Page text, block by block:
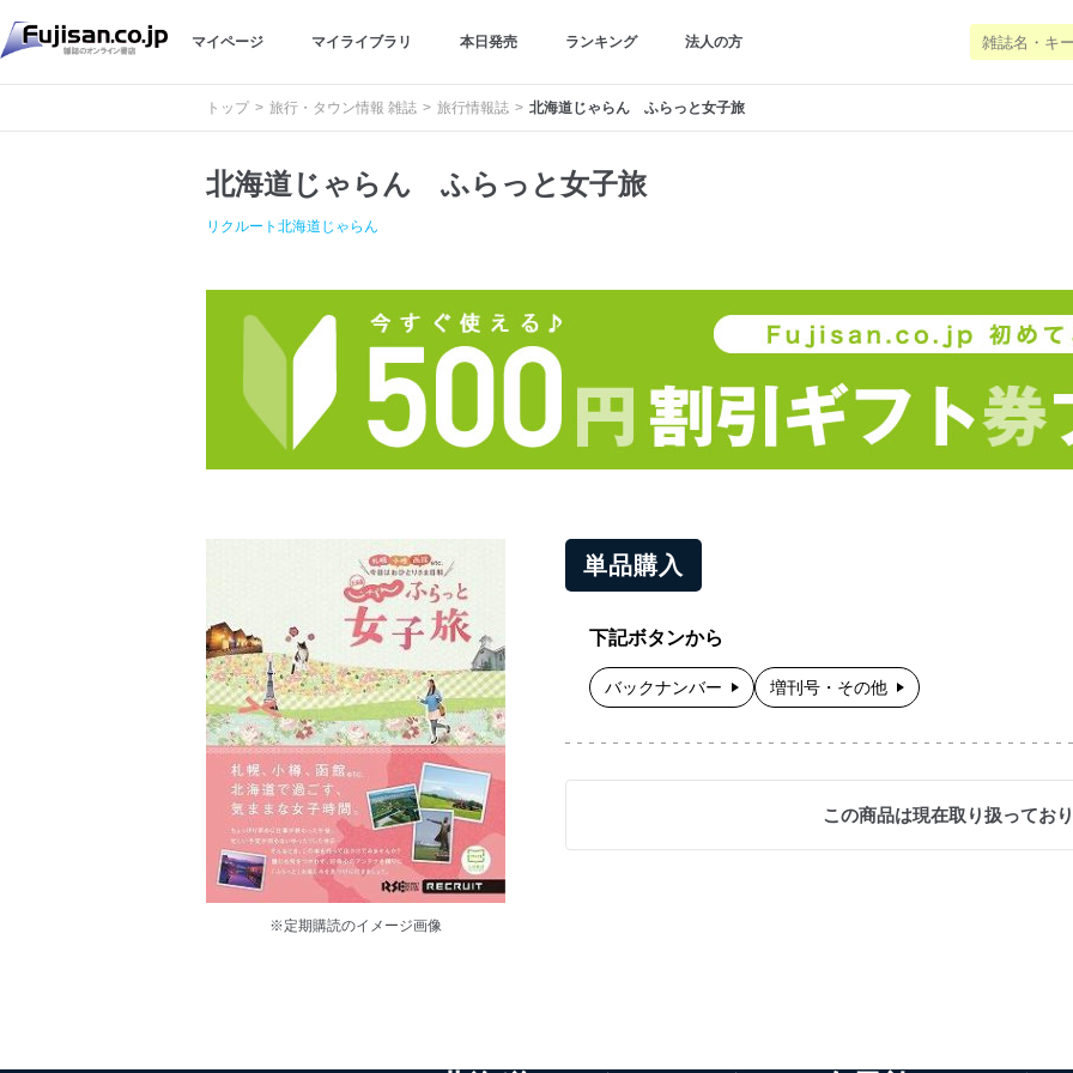
マイページ マイライブラリ 本日発売 ランキング 法人の方
トップ 旅行・タウン情報 雑誌 旅行情報誌 北海道じゃらん ふらっと女子旅
北海道じゃらん ふらっと女子旅
リクルート北海道じゃらん
※定期購読のイメージ画像
単品購入
下記ボタンから
バックナンバー 増刊号・その他
この商品は現在取り扱っており